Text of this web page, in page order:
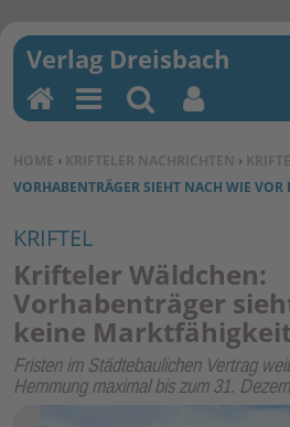
SIE BEFINDEN SICH HIER:
HOME › KRIFTELER NACHRICHTEN ›
VORHABENTRÄGER SIEHT NACH WIE
KRIFTEL
Krifteler Wäldchen:
Vorhabenträger
keine
Fristen im Städtebaulichen Vertrag
Hemmung maximal bis zum 31.
H
o
m
M
en
u
Su
ch
en
Be
nu
tz
kti
on
en